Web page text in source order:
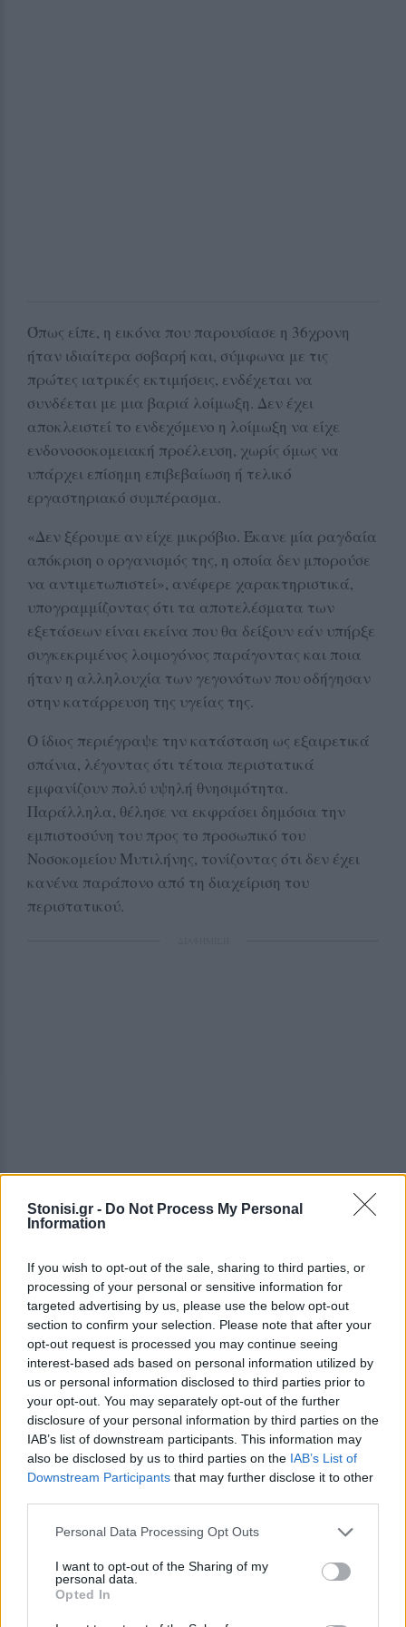
Stonisi.gr - Do Not Process My Personal
Information
If you wish to opt-out of the sale, sharing to third parties, or
processing of your personal or sensitive information for
targeted advertising by us, please use the below opt-out
section to confirm your selection. Please note that after your
opt-out request is processed you may continue seeing
interest-based ads based on personal information utilized by
us or personal information disclosed to third parties prior to
your opt-out. You may separately opt-out of the further
disclosure of your personal information by third parties on the
IAB’s list of downstream participants. This information may
also be disclosed by us to third parties on the IAB’s List of
Downstream Participants that may further disclose it to other
Personal Data Processing Opt Outs
I want to opt-out of the Sharing of my
personal data.
Opted In
Όπως είπε, η εικόνα που παρουσίασε η 36χρονη
ήταν ιδιαίτερα σοβαρή και, σύμφωνα με τις
πρώτες ιατρικές εκτιμήσεις, ενδέχεται να
συνδέεται με μια βαριά λοίμωξη. Δεν έχει
αποκλειστεί το ενδεχόμενο η λοίμωξη να είχε
ενδονοσοκομειακή προέλευση, χωρίς όμως να
υπάρχει επίσημη επιβεβαίωση ή τελικό
εργαστηριακό συμπέρασμα.
«Δεν ξέρουμε αν είχε μικρόβιο. Έκανε μία ραγδαία
απόκριση ο οργανισμός της, η οποία δεν μπορούσε
να αντιμετωπιστεί», ανέφερε χαρακτηριστικά,
υπογραμμίζοντας ότι τα αποτελέσματα των
εξετάσεων είναι εκείνα που θα δείξουν εάν υπήρξε
συγκεκριμένος λοιμογόνος παράγοντας και ποια
ήταν η αλληλουχία των γεγονότων που οδήγησαν
στην κατάρρευση της υγείας της.
Ο ίδιος περιέγραψε την κατάσταση ως εξαιρετικά
σπάνια, λέγοντας ότι τέτοια περιστατικά
εμφανίζουν πολύ υψηλή θνησιμότητα.
Παράλληλα, θέλησε να εκφράσει δημόσια την
εμπιστοσύνη του προς το προσωπικό του
Νοσοκομείου Μυτιλήνης, τονίζοντας ότι δεν έχει
κανένα παράπονο από τη διαχείριση του
περιστατικού.
«Όλα έγιναν σωστά. Εγώ προσωπικά, επειδή ήμουν
παρών από την πρώτη στιγμή μέχρι την
τελευταία, δεν έχω κανένα παράπονο από
κανέναν μέσα στο νοσοκομείο. Δεν το λέω σαν
εργαζόμενος στο νοσοκομείο. Το λέω σαν συνοδός
Ο αιφνίδιος θάνατος της 36χρονης έχει προκαλέσει
κοινότητα του νησιού. Η νεαρή γυναίκα άφησε
πίσω της το νεογέννητο παιδί της, την οικογένειά